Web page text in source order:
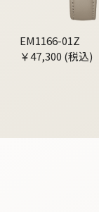
EM1166-01Z
￥47,300 (税込)